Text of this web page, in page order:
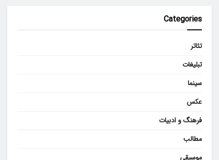
Categories
تئاتر
تبلیغات
سینما
عکس
فرهنگ و ادبیات
مطالب
موسیقی